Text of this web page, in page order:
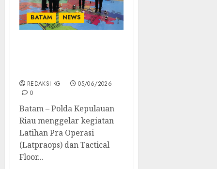
BATAM NEWS
REDAKSI KG
05/06/2026
0
Batam – Polda Kepulauan
Riau menggelar kegiatan
Latihan Pra Operasi
(Latpraops) dan Tactical
Floor...